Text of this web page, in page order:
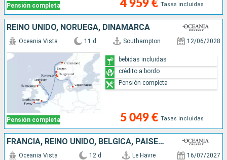
Pensión completa 4 959 € Tasas incluidas
REINO UNIDO, NORUEGA, DINAMARCA
Pensión completa
Oceania Vista 11 d Southampton 12/06/2028
5 049 € Tasas incluidas
bebidas incluidas
crédito a bordo
Pensión completa
FRANCIA, REINO UNIDO, BÉLGICA, PAISES BAJOS, NORUEGA, ALEMANIA, SUECIA, DINAMARCA
Oceania Vista 12 d Le Havre 16/07/2027